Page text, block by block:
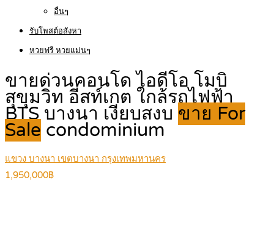
อื่นๆ
รับโพสต์อสังหา
หวยฟรี หวยแม่นๆ
ขายด่วนคอนโด ไอดีโอ โมบิ
สุขุมวิท อีสท์เกต ใกล้รถไฟฟ้า
BTS บางนา เงียบสงบ ขาย For
Sale condominium
แขวง บางนา เขตบางนา กรุงเทพมหานคร
1,950,000฿